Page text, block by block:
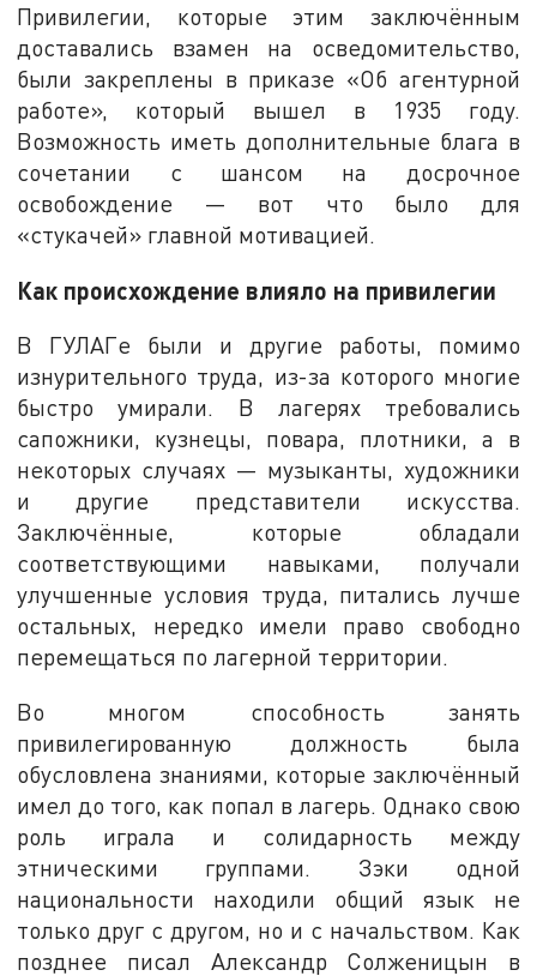
Привилегии, которые этим заключённым
доставались взамен на осведомительство,
были закреплены в приказе «Об агентурной
работе», который вышел в 1935 году.
Возможность иметь дополнительные блага в
сочетании с шансом на досрочное
освобождение — вот что было для
«стукачей» главной мотивацией.
Как происхождение влияло на привилегии
В ГУЛАГе были и другие работы, помимо
изнурительного труда, из-за которого многие
быстро умирали. В лагерях требовались
сапожники, кузнецы, повара, плотники, а в
некоторых случаях — музыканты, художники
и другие представители искусства.
Заключённые, которые обладали
соответствующими навыками, получали
улучшенные условия труда, питались лучше
остальных, нередко имели право свободно
перемещаться по лагерной территории.
Во многом способность занять
привилегированную должность была
обусловлена знаниями, которые заключённый
имел до того, как попал в лагерь. Однако свою
роль играла и солидарность между
этническими группами. Зэки одной
национальности находили общий язык не
только друг с другом, но и с начальством. Как
позднее писал Александр Солженицын в